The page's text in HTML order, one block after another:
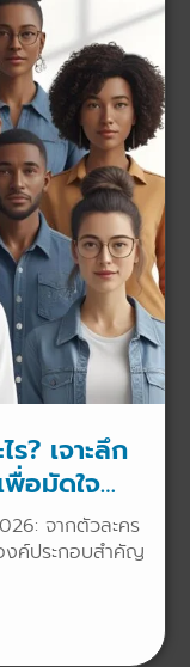
? เจาะลึก
อมัดใจ
จากตัวละคร
งค์ประกอบสำคัญ